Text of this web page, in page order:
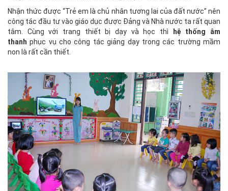
Nhận thức được “Trẻ em là chủ nhân tương lai của đất nước” nên
công tác đầu tư vào giáo dục được Đảng và Nhà nước ta rất quan
tâm. Cùng với trang thiết bị dạy và học thì
hệ thống âm
thanh phục vụ cho công tác giảng dạy trong các trường mầm
non là rất cần thiết.